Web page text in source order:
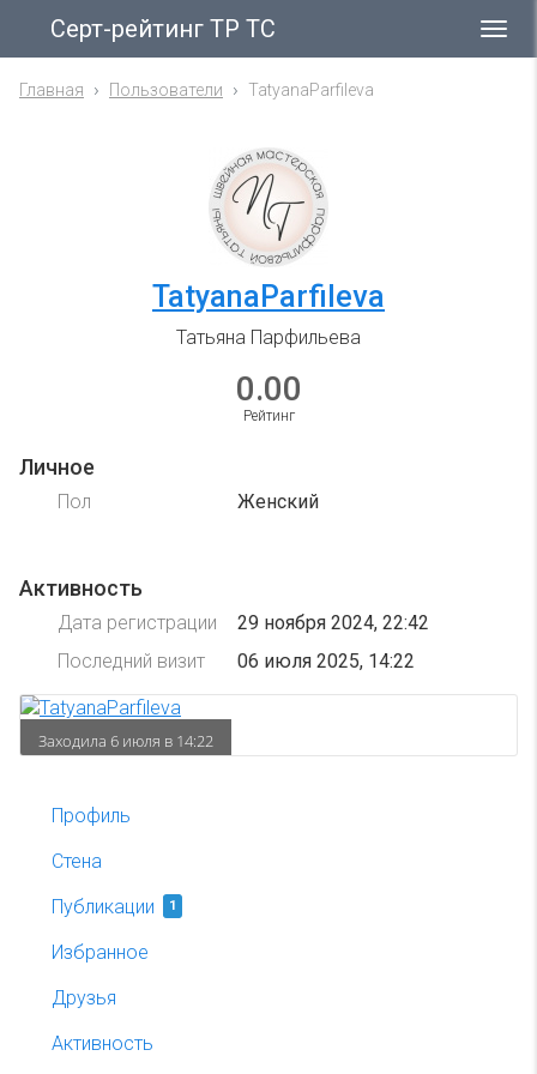
Серт-рейтинг ТР ТС
Главная Пользователи TatyanaParfileva
TatyanaParfileva
Татьяна Парфильева
0.00
Рейтинг
Личное
Пол Женский
Активность
Дата регистрации
29 ноября 2024, 22:42
Последний визит
06 июля 2025, 14:22
Заходила 6 июля в 14:22
Профиль
Стена
Публикации
1
Избранное
Друзья
Активность